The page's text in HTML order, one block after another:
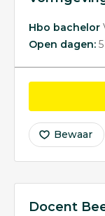
Hbo bachelor
Open dagen: 5
Bewaar
Docent